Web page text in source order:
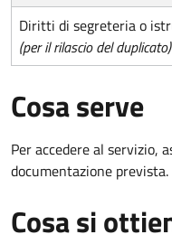
Diritti di segreteria o
(per il rilascio del duplicato)
Cosa serve
Per accedere al servizio,
documentazione prevista.
Cosa si